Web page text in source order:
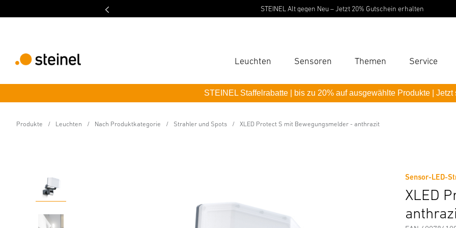
STEINEL Alt gegen Neu – Jetzt 20% Gutschein erhalten
Leuchten Sensoren Themen Service
Suche
STEINEL Staffelrabatte | bis zu 20% auf ausgewählte Produkte | Jetzt
Produkte Leuchten Nach Produktkategorie Strahler und Spots XLED Protect S mit Bewegungsmelder - anthrazit
Sensor-LED-
XLED